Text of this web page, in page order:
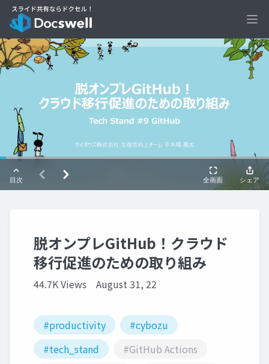
脱オンプレGitHub！クラウド
移行促進のための取り組み
44.7K Views August 31, 22
#productivity
#cybozu
#tech_stand
#GitHub Actions